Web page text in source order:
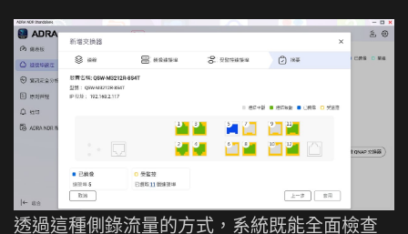
透過這種側錄流量的方式，系統既能全面檢查